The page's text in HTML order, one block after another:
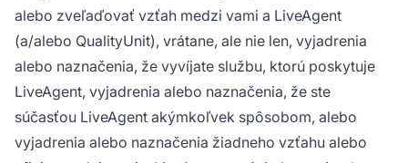
alebo zveľaďovať vzťah medzi vami a LiveAgent
(a/alebo QualityUnit), vrátane, ale nie len, vyjadrenia
alebo naznačenia, že vyvíjate službu, ktorú poskytuje
LiveAgent, vyjadrenia alebo naznačenia, že ste
súčasťou LiveAgent akýmkoľvek spôsobom, alebo
vyjadrenia alebo naznačenia žiadneho vzťahu alebo